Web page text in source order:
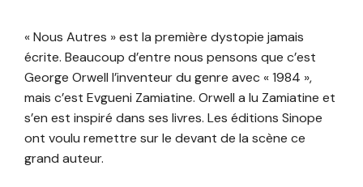
« Nous Autres » est la première dystopie jamais
écrite. Beaucoup d’entre nous pensons que c’est
George Orwell l’inventeur du genre avec « 1984 »,
mais c’est Evgueni Zamiatine. Orwell a lu Zamiatine et
s’en est inspiré dans ses livres. Les éditions Sinope
ont voulu remettre sur le devant de la scène ce
grand auteur.